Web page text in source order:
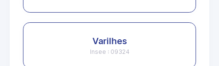
Varilhes
Insee : 09324